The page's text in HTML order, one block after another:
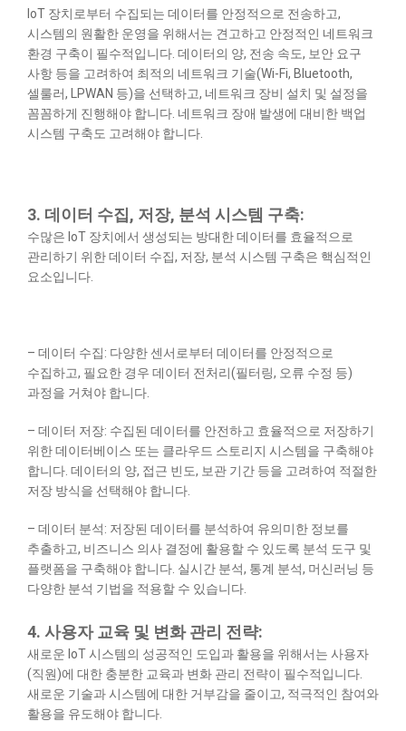
IoT 장치로부터 수집되는 데이터를 안정적으로 전송하고,
시스템의 원활한 운영을 위해서는 견고하고 안정적인 네트워크
환경 구축이 필수적입니다. 데이터의 양, 전송 속도, 보안 요구
사항 등을 고려하여 최적의 네트워크 기술(Wi-Fi, Bluetooth,
셀룰러, LPWAN 등)을 선택하고, 네트워크 장비 설치 및 설정을
꼼꼼하게 진행해야 합니다. 네트워크 장애 발생에 대비한 백업
시스템 구축도 고려해야 합니다.
3. 데이터 수집, 저장, 분석 시스템 구축:
수많은 IoT 장치에서 생성되는 방대한 데이터를 효율적으로
관리하기 위한 데이터 수집, 저장, 분석 시스템 구축은 핵심적인
요소입니다.
– 데이터 수집: 다양한 센서로부터 데이터를 안정적으로
수집하고, 필요한 경우 데이터 전처리(필터링, 오류 수정 등)
과정을 거쳐야 합니다.
– 데이터 저장: 수집된 데이터를 안전하고 효율적으로 저장하기
위한 데이터베이스 또는 클라우드 스토리지 시스템을 구축해야
합니다. 데이터의 양, 접근 빈도, 보관 기간 등을 고려하여 적절한
저장 방식을 선택해야 합니다.
– 데이터 분석: 저장된 데이터를 분석하여 유의미한 정보를
추출하고, 비즈니스 의사 결정에 활용할 수 있도록 분석 도구 및
플랫폼을 구축해야 합니다. 실시간 분석, 통계 분석, 머신러닝 등
다양한 분석 기법을 적용할 수 있습니다.
4. 사용자 교육 및 변화 관리 전략:
새로운 IoT 시스템의 성공적인 도입과 활용을 위해서는 사용자
(직원)에 대한 충분한 교육과 변화 관리 전략이 필수적입니다.
새로운 기술과 시스템에 대한 거부감을 줄이고, 적극적인 참여와
활용을 유도해야 합니다.